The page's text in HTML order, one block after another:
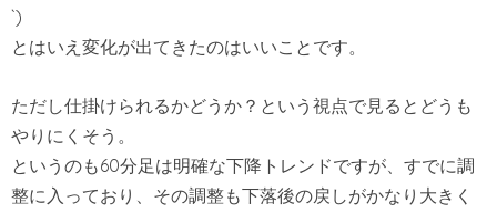
`)
とはいえ変化が出てきたのはいいことです。
ただし仕掛けられるかどうか？という視点で見るとどうも
やりにくそう。
というのも60分足は明確な下降トレンドですが、すでに調
整に入っており、その調整も下落後の戻しがかなり大きく